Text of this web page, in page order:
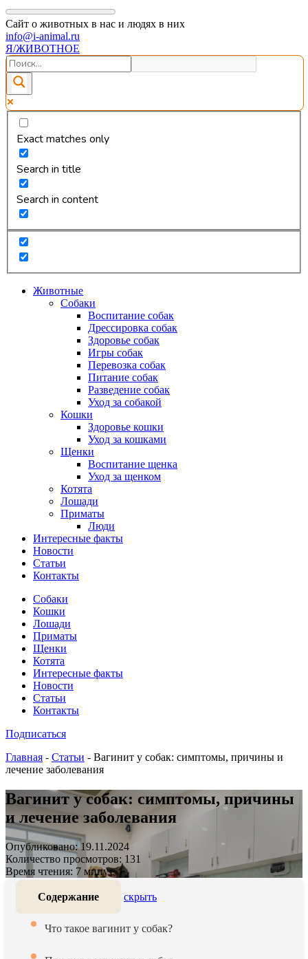
Сайт о животных в нас и людях в них
info@i-animal.ru
Я/ЖИВОТНОЕ
Exact matches only
Search in title
Search in content
Животные
Собаки
Воспитание собак
Дрессировка собак
Здоровье собак
Игры собак
Перевозка собак
Питание собак
Разведение собак
Уход за собакой
Кошки
Здоровье кошки
Уход за кошками
Щенки
Воспитание щенка
Уход за щенком
Котята
Лошади
Приматы
Люди
Интересные факты
Новости
Статьи
Контакты
Собаки
Кошки
Лошади
Приматы
Щенки
Котята
Интересные факты
Новости
Статьи
Контакты
Подписаться
Главная - Статьи - Вагинит у собак: симптомы, причины и
лечение заболевания
Вагинит у собак: симптомы, причины
и лечение заболевания
Опубликовано: 19.11.2024
Количество просмотров: 131
Время чтения: 7 минут
Содержание скрыть
Что такое вагинит у собак?